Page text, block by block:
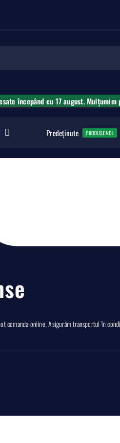
începând cu 17 august.
Predeținute PRODUSE NOI
comanda online. Asigurăm transportul în